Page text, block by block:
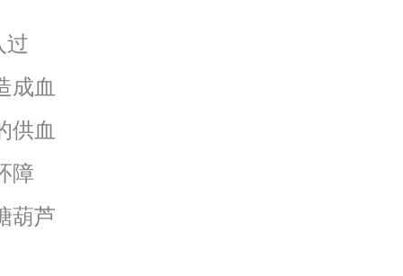
过
成血
供血
障
葫芦